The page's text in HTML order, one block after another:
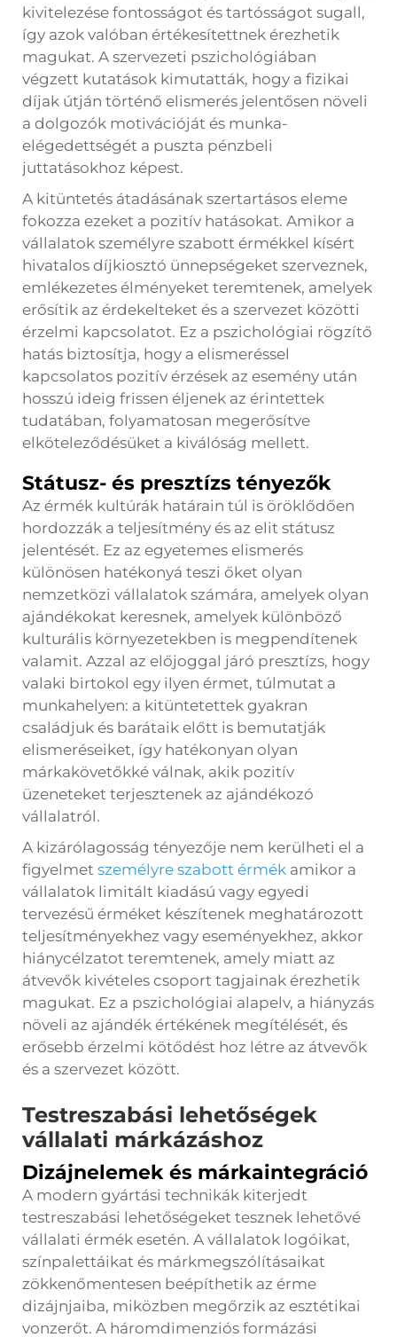
kivitelezése fontosságot és tartósságot sugall,
így azok valóban értékesítettnek érezhetik
magukat. A szervezeti pszichológiában
végzett kutatások kimutatták, hogy a fizikai
díjak útján történő elismerés jelentősen növeli
a dolgozók motivációját és munka-
elégedettségét a puszta pénzbeli
juttatásokhoz képest.
A kitüntetés átadásának szertartásos eleme
fokozza ezeket a pozitív hatásokat. Amikor a
vállalatok személyre szabott érmékkel kísért
hivatalos díjkiosztó ünnepségeket szerveznek,
emlékezetes élményeket teremtenek, amelyek
erősítik az érdekelteket és a szervezet közötti
érzelmi kapcsolatot. Ez a pszichológiai rögzítő
hatás biztosítja, hogy a elismeréssel
kapcsolatos pozitív érzések az esemény után
hosszú ideig frissen éljenek az érintettek
tudatában, folyamatosan megerősítve
elköteleződésüket a kiválóság mellett.
Státusz- és presztízs tényezők
Az érmék kultúrák határain túl is öröklődően
hordozzák a teljesítmény és az elit státusz
jelentését. Ez az egyetemes elismerés
különösen hatékonyá teszi őket olyan
nemzetközi vállalatok számára, amelyek olyan
ajándékokat keresnek, amelyek különböző
kulturális környezetekben is megpendítenek
valamit. Azzal az előjoggal járó presztízs, hogy
valaki birtokol egy ilyen érmet, túlmutat a
munkahelyen: a kitüntetettek gyakran
családjuk és barátaik előtt is bemutatják
elismeréseiket, így hatékonyan olyan
márkakövetőkké válnak, akik pozitív
üzeneteket terjesztenek az ajándékozó
vállalatról.
A kizárólagosság tényezője nem kerülheti el a
figyelmet személyre szabott érmék amikor a
vállalatok limitált kiadású vagy egyedi
tervezésű érméket készítenek meghatározott
teljesítményekhez vagy eseményekhez, akkor
hiánycélzatot teremtenek, amely miatt az
átvevők kivételes csoport tagjainak érezhetik
magukat. Ez a pszichológiai alapelv, a hiányzás
növeli az ajándék értékének megítélését, és
erősebb érzelmi kötődést hoz létre az átvevők
és a szervezet között.
Testreszabási lehetőségek
vállalati márkázáshoz
Dizájnelemek és márkaintegráció
A modern gyártási technikák kiterjedt
testreszabási lehetőségeket tesznek lehetővé
vállalati érmék esetén. A vállalatok logóikat,
színpalettáikat és márkmegszólításaikat
zökkenőmentesen beépíthetik az érme
dizájnjaiba, miközben megőrzik az esztétikai
vonzerőt. A háromdimenziós formázási